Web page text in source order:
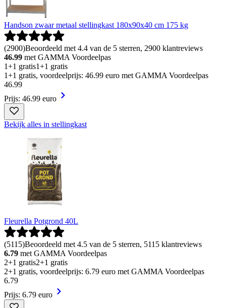
Handson zwaar metaal stellingkast 180x90x40 cm 175 kg
(2900)Beoordeeld met 4.4 van de 5 sterren, 2900 klantreviews
46.99 met GAMMA Voordeelpas
1+1 gratis1+1 gratis
1+1 gratis, voordeelprijs: 46.99 euro met GAMMA Voordeelpas
46.99
Prijs: 46.99 euro
Bekijk alles in stellingkast
Fleurella Potgrond 40L
(5115)Beoordeeld met 4.5 van de 5 sterren, 5115 klantreviews
6.79 met GAMMA Voordeelpas
2+1 gratis2+1 gratis
2+1 gratis, voordeelprijs: 6.79 euro met GAMMA Voordeelpas
6.79
Prijs: 6.79 euro